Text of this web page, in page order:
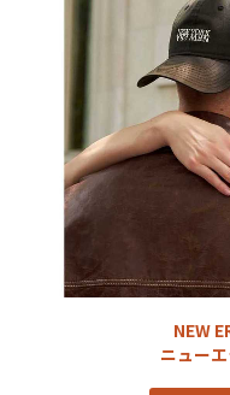
NEW
ニュー